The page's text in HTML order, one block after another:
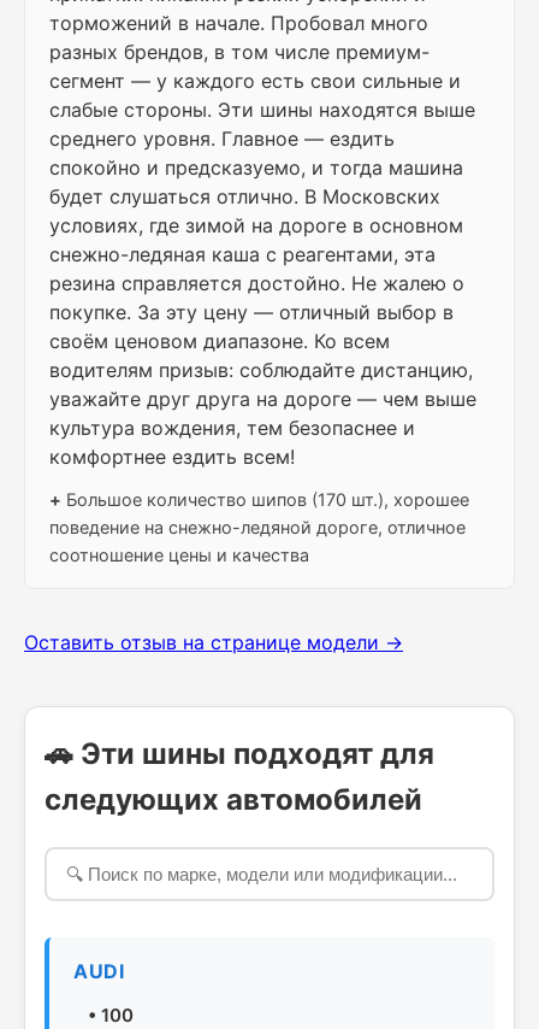
торможений в начале. Пробовал много
разных брендов, в том числе премиум-
сегмент — у каждого есть свои сильные и
слабые стороны. Эти шины находятся выше
среднего уровня. Главное — ездить
спокойно и предсказуемо, и тогда машина
будет слушаться отлично. В Московских
условиях, где зимой на дороге в основном
снежно-ледяная каша с реагентами, эта
резина справляется достойно. Не жалею о
покупке. За эту цену — отличный выбор в
своём ценовом диапазоне. Ко всем
водителям призыв: соблюдайте дистанцию,
уважайте друг друга на дороге — чем выше
культура вождения, тем безопаснее и
комфортнее ездить всем!
+ Большое количество шипов (170 шт.), хорошее
поведение на снежно-ледяной дороге, отличное
соотношение цены и качества
Оставить отзыв на странице модели →
🚗 Эти шины подходят для
следующих автомобилей
AUDI
• 100